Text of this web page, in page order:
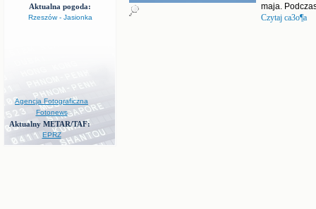
Aktualna pogoda:
Rzeszów - Jasionka
Agencja Fotograficzna
Fotonews
Aktualny METAR/TAF:
EPRZ
maja.
Czytaj ca3o¶a